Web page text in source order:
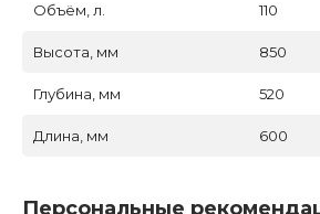
Объём, л. 110
Высота, мм 850
Глубина, мм 520
Длина, мм 600
Персональные